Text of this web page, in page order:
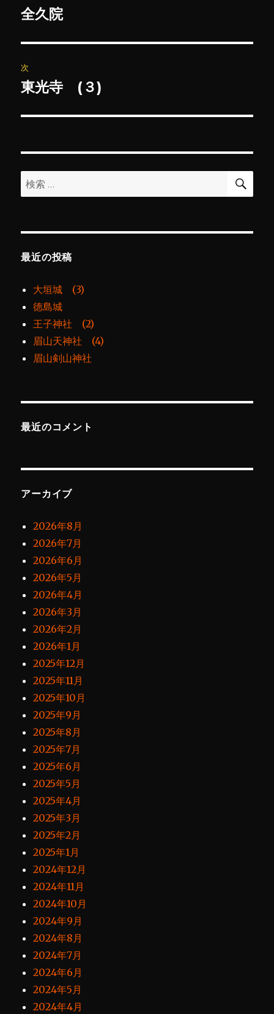
稿
ビ
ゲ
ー
ン
前
投
稿:
全久院
次
次
投
東光寺 (３)
検
索:
検
最近の投稿
大垣城 (3)
徳島城
王子神社 (2)
眉山天神社 (4)
眉山剣山神社
最近のコメント
アーカイブ
2026年8月
2026年7月
2026年6月
2026年5月
2026年4月
2026年3月
2026年2月
2026年1月
2025年12月
2025年11月
2025年10月
2025年9月
2025年8月
2025年7月
2025年6月
2025年5月
2025年4月
2025年3月
2025年2月
2025年1月
2024年12月
2024年11月
2024年10月
2024年9月
2024年8月
2024年7月
2024年6月
2024年5月
2024年4月